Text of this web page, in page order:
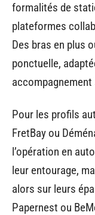
formalités de
plateformes
Des bras en plus
ponctuelle,
Pour les profils
FretBay ou
l’opération en
leur entourage,
alors sur leurs
Papernest ou